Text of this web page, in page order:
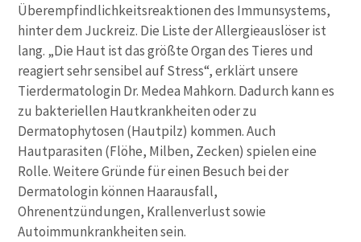
Überempfindlichkeitsreaktionen des Immunsystems,
hinter dem Juckreiz. Die Liste der Allergieauslöser ist
lang. „Die Haut ist das größte Organ des Tieres und
reagiert sehr sensibel auf Stress“, erklärt unsere
Tierdermatologin Dr. Medea Mahkorn. Dadurch kann es
zu bakteriellen Hautkrankheiten oder zu
Dermatophytosen (Hautpilz) kommen. Auch
Hautparasiten (Flöhe, Milben, Zecken) spielen eine
Rolle. Weitere Gründe für einen Besuch bei der
Dermatologin können Haarausfall,
Ohrenentzündungen, Krallenverlust sowie
Autoimmunkrankheiten sein.